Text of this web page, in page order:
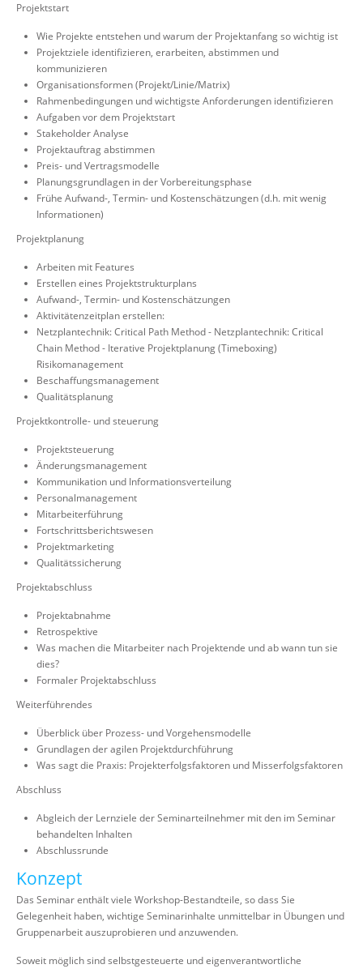
Projektstart
Wie Projekte entstehen und warum der Projektanfang so wichtig ist
Projektziele identifizieren, erarbeiten, abstimmen und
kommunizieren
Organisationsformen (Projekt/Linie/Matrix)
Rahmenbedingungen und wichtigste Anforderungen identifizieren
Aufgaben vor dem Projektstart
Stakeholder Analyse
Projektauftrag abstimmen
Preis- und Vertragsmodelle
Planungsgrundlagen in der Vorbereitungsphase
Frühe Aufwand-, Termin- und Kostenschätzungen (d.h. mit wenig
Informationen)
Projektplanung
Arbeiten mit Features
Erstellen eines Projektstrukturplans
Aufwand-, Termin- und Kostenschätzungen
Aktivitätenzeitplan erstellen:
Netzplantechnik: Critical Path Method - Netzplantechnik: Critical
Chain Method - Iterative Projektplanung (Timeboxing)
Risikomanagement
Beschaffungsmanagement
Qualitätsplanung
Projektkontrolle- und steuerung
Projektsteuerung
Änderungsmanagement
Kommunikation und Informationsverteilung
Personalmanagement
Mitarbeiterführung
Fortschrittsberichtswesen
Projektmarketing
Qualitätssicherung
Projektabschluss
Projektabnahme
Retrospektive
Was machen die Mitarbeiter nach Projektende und ab wann tun sie
dies?
Formaler Projektabschluss
Weiterführendes
Überblick über Prozess- und Vorgehensmodelle
Grundlagen der agilen Projektdurchführung
Was sagt die Praxis: Projekterfolgsfaktoren und Misserfolgsfaktoren
Abschluss
Abgleich der Lernziele der Seminarteilnehmer mit den im Seminar
behandelten Inhalten
Abschlussrunde
Konzept
Das Seminar enthält viele Workshop-Bestandteile, so dass Sie
Gelegenheit haben, wichtige Seminarinhalte unmittelbar in Übungen und
Gruppenarbeit auszuprobieren und anzuwenden.
Soweit möglich sind selbstgesteuerte und eigenverantwortliche